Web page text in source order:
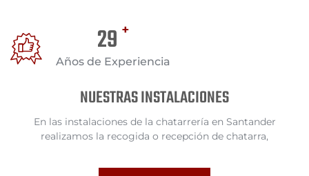
30 +
Años de Experiencia
NUESTRAS INSTALACIONES
En las instalaciones de la chatarrería en Santander
realizamos la recogida o recepción de chatarra,